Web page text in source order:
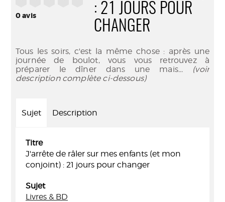
0avis
: 21 JOURS POUR
CHANGER
Tous les soirs, c'est la même chose : après une
journée de boulot, vous vous retrouvez à
préparer le dîner dans une mais... (voir
description complète ci-dessous)
Sujet Description
Titre
J'arrête de râler sur mes enfants (et mon
conjoint) : 21 jours pour changer
Sujet
Livres & BD